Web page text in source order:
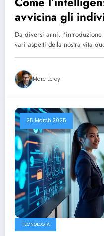
avvicina gli
testimonianza di
pastore digitale
Da diversi anni,
vari aspetti della nostra vita
Marc Leroy
25 March 2025
TECNOLOGIA